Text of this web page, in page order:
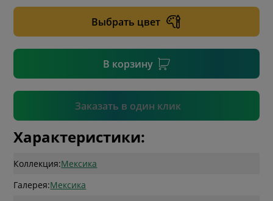
Выбрать цвет
В корзину
Заказать в один клик
Подтвердить
Характеристики:
Коллекция:Мексика
Галерея:Мексика